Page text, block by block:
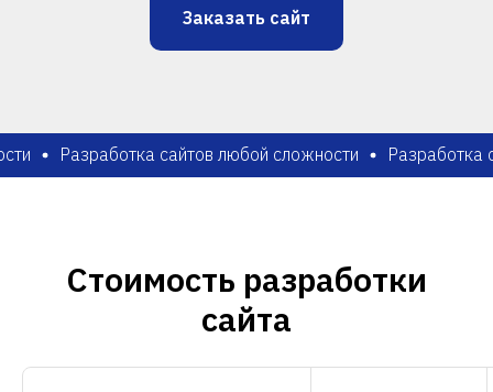
Заказать сайт
Разработка сайтов любой сложности Разработка
Стоимость разработки
сайта